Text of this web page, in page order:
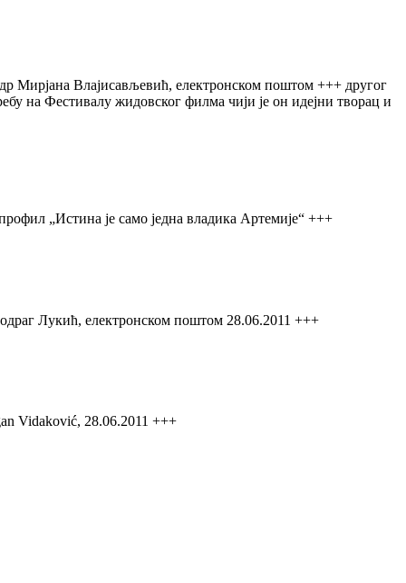
Мирјана Влајисављевић, електронском поштом +++ другог
на Фестивалу жидовског филма чији је он идејни творац и
„Истина је само једна владика Артемије“ +++
Лукић, електронском поштом 28.06.2011 +++
Vidaković, 28.06.2011 +++